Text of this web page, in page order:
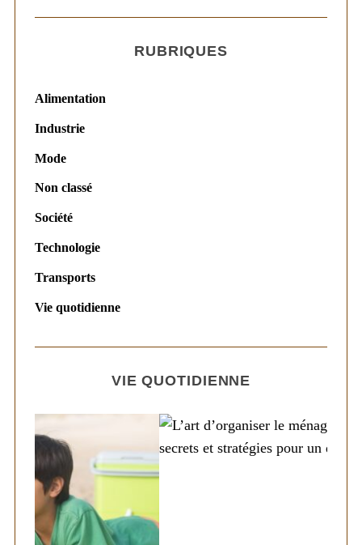
RUBRIQUES
Alimentation
Industrie
Mode
Non classé
Société
Technologie
Transports
Vie quotidienne
VIE QUOTIDIENNE